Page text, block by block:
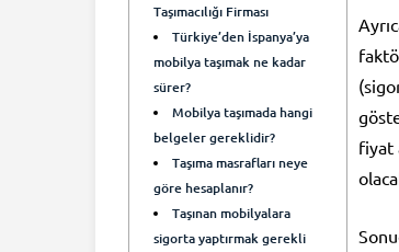
Taşımacılığı Firması
Türkiye’den İspanya’ya
mobilya taşımak ne kadar
sürer?
Mobilya taşımada hangi
belgeler gereklidir?
Taşıma masrafları neye
göre hesaplanır?
Taşınan mobilyalara
sigorta yaptırmak gerekli
fiyat